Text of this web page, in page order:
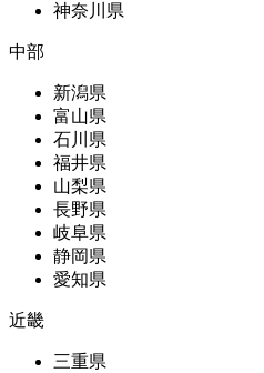
神奈川県
中部
新潟県
富山県
石川県
福井県
山梨県
長野県
岐阜県
静岡県
愛知県
近畿
三重県